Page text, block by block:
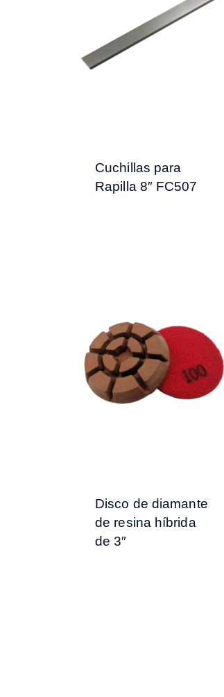
Cuchillas para
Rapilla 8″ FC507
Disco de diamante
de resina híbrida
de 3″